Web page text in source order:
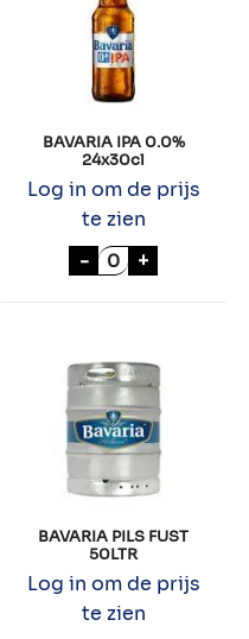
BAVARIA IPA 0.0%
24x30cl
Log in om de prijs
te zien
- BAVARIA IPA
+
BAVARIA PILS FUST
50LTR
Log in om de prijs
te zien